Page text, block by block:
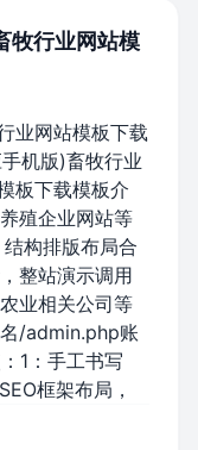
牧行业网站模
业网站模板下载
机版)畜牧行业
板下载模板介
殖企业网站等
构排版布局合
整站演示调用
业相关公司等
/admin.php账
1：手工书写
框架布局，